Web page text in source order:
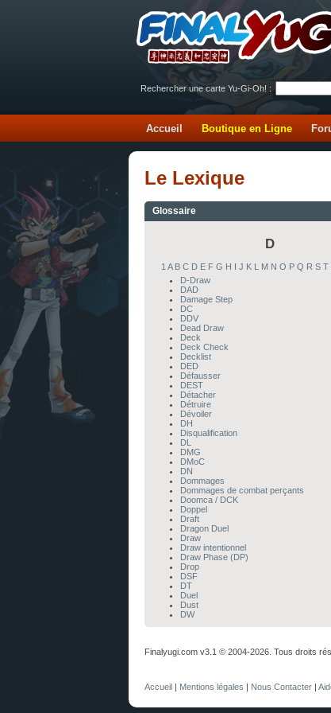
Rechercher une carte Yu-Gi-Oh! :
Accueil Boutique en Ligne
Le Lexique
Glossaire
D
1 A B C D E F G H J K M N O P Q R S T
D-Draw
DAD
Damage Step
DC
DDV
Dead Draw
Deck
Deck Check
Decklist
DED
Défausser
DEST
Détacher
Détruire
Dévoiler
DH
Disqualification
DL
DMG
DMoC
DN
Dommages
Dommages de combat perçants
Doomca / DCK
Doppel
Draft
Dragon Duel
Draw
Draw intentionnel
Draw Phase (DP)
Drop
DSF
DT
Duel
Dust
DW
Finalyugi.com v3.1 © 2004-2026. Tous droits
Accueil Mentions légales Nous Contacter